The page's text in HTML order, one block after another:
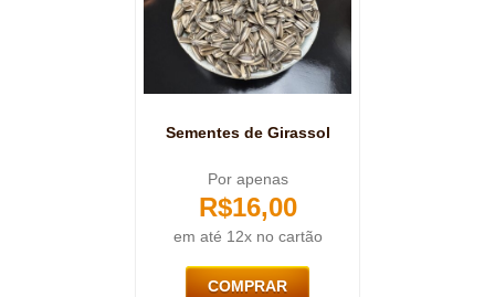
Sementes de Girassol
Por apenas
R$16,00
em até 12x no cartão
COMPRAR